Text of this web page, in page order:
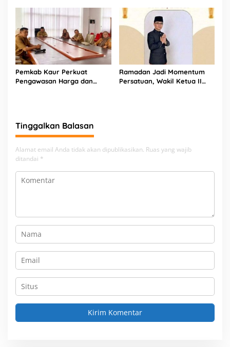
Komitmen Pelayanan Nyata
Pemkab Kaur Perkuat
Pengawasan Harga dan
Ramadan Jadi Momentum
Persatuan, Wakil Ketua II
Tinggalkan Balasan
Alamat email Anda tidak akan dipublikasikan. Ruas yang wajib
ditandai *